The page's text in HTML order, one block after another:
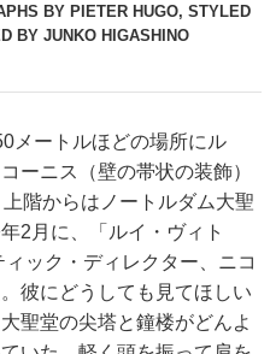
BY PIETER HUGO, STYLED
BY JUNKO HIGASHINO
メートルほどの場所にル
ーニス（壁の帯状の装飾）
階からはノートルダム大聖
2月に、「ルイ・ヴィト
ック・ディレクター、ニコ
彼にどうしても見てほしい
聖堂の尖塔と鐘楼がどんよ